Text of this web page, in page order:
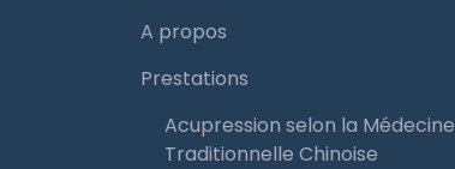
A propos
Prestations
Acupression selon la Médecine
Traditionnelle Chinoise